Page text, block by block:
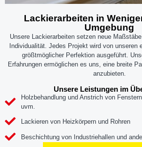
Lackierarbeiten in
Umgebung
Unsere Lackierarbeiten setzen neue
Individualität. Jedes Projekt wird von unseren
größtmöglicher Perfektion ausgeführt.
Erfahrungen ermöglichen es uns, eine breite
anzubieten.
Unsere Leistungen im
Holzbehandlung und Anstrich von
uvm.
Lackieren von Heizkörpern und Rohren
Beschichtung von Industriehallen und